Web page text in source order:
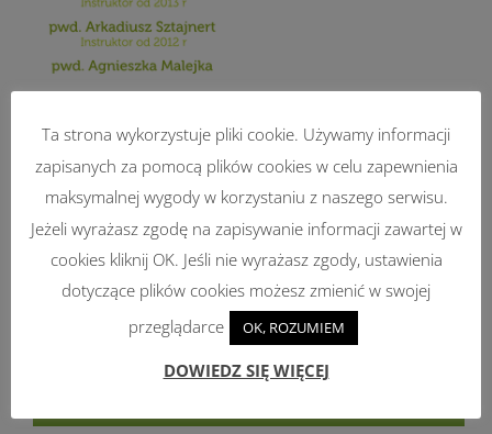
STREFA
PODHARCMISTRZÓW
Ta strona wykorzystuje pliki cookie. Używamy informacji
zapisanych za pomocą plików cookies w celu zapewnienia
maksymalnej wygody w korzystaniu z naszego serwisu.
Jeżeli wyrażasz zgodę na zapisywanie informacji zawartej w
cookies kliknij OK. Jeśli nie wyrażasz zgody, ustawienia
dotyczące plików cookies możesz zmienić w swojej
przeglądarce
OK, ROZUMIEM
DOWIEDZ SIĘ WIĘCEJ